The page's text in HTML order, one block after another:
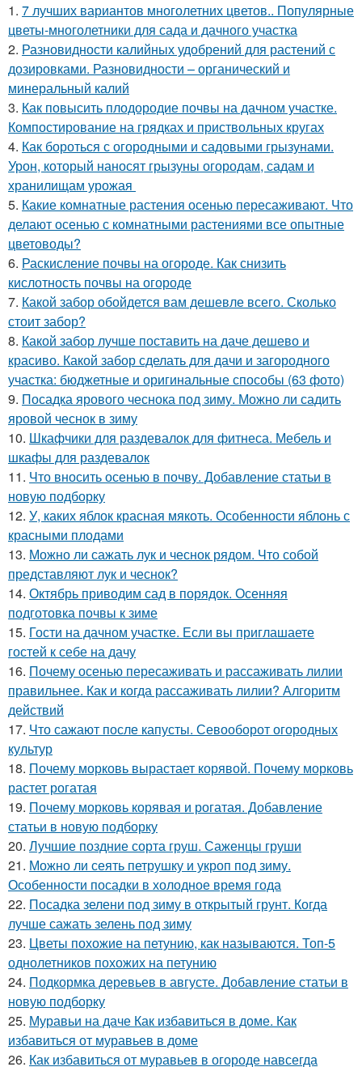
1. 7 лучших вариантов многолетних цветов.. Популярные
цветы-многолетники для сада и дачного участка
2. Разновидности калийных удобрений для растений с
дозировками. Разновидности – органический и
минеральный калий
3. Как повысить плодородие почвы на дачном участке.
Компостирование на грядках и приствольных кругах
4. Как бороться с огородными и садовыми грызунами.
Урон, который наносят грызуны огородам, садам и
хранилищам урожая
5. Какие комнатные растения осенью пересаживают. Что
делают осенью с комнатными растениями все опытные
цветоводы?
6. Раскисление почвы на огороде. Как снизить
кислотность почвы на огороде
7. Какой забор обойдется вам дешевле всего. Сколько
стоит забор?
8. Какой забор лучше поставить на даче дешево и
красиво. Какой забор сделать для дачи и загородного
участка: бюджетные и оригинальные способы (63 фото)
9. Посадка ярового чеснока под зиму. Можно ли садить
яровой чеснок в зиму
10. Шкафчики для раздевалок для фитнеса. Мебель и
шкафы для раздевалок
11. Что вносить осенью в почву. Добавление статьи в
новую подборку
12. У, каких яблок красная мякоть. Особенности яблонь с
красными плодами
13. Можно ли сажать лук и чеснок рядом. Что собой
представляют лук и чеснок?
14. Октябрь приводим сад в порядок. Осенняя
подготовка почвы к зиме
15. Гости на дачном участке. Если вы приглашаете
гостей к себе на дачу
16. Почему осенью пересаживать и рассаживать лилии
правильнее. Как и когда рассаживать лилии? Алгоритм
действий
17. Что сажают после капусты. Севооборот огородных
культур
18. Почему морковь вырастает корявой. Почему морковь
растет рогатая
19. Почему морковь корявая и рогатая. Добавление
статьи в новую подборку
20. Лучшие поздние сорта груш. Саженцы груши
21. Можно ли сеять петрушку и укроп под зиму.
Особенности посадки в холодное время года
22. Посадка зелени под зиму в открытый грунт. Когда
лучше сажать зелень под зиму
23. Цветы похожие на петунию, как называются. Топ-5
однолетников похожих на петунию
24. Подкормка деревьев в августе. Добавление статьи в
новую подборку
25. Муравьи на даче Как избавиться в доме. Как
избавиться от муравьев в доме
26. Как избавиться от муравьев в огороде навсегда